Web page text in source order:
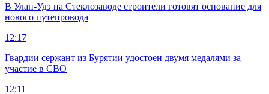
В Улан-Удэ на Стеклозаводе строители готовят основание для
нового путепровода
12:17
Гвардии сержант из Бурятии удостоен двумя медалями за
участие в СВО
12:11